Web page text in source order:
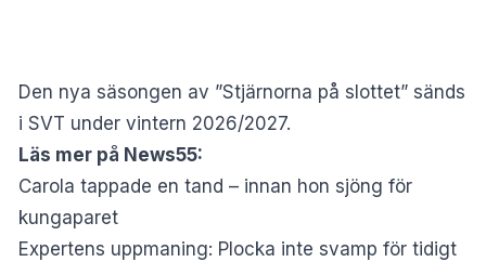
Den nya säsongen av ”Stjärnorna på slottet” sänds
i SVT under vintern 2026/2027.
Läs mer på News55:
Carola tappade en tand – innan hon sjöng för
kungaparet
Expertens uppmaning: Plocka inte svamp för tidigt